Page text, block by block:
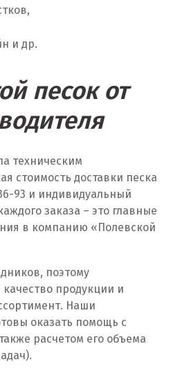
и др.
песок от
техническим
стоимость доставки песка
93 и индивидуальный
заказа – это главные
в компанию «Полевской
поэтому
продукции и
Наши
оказать помощь с
расчетом его объема